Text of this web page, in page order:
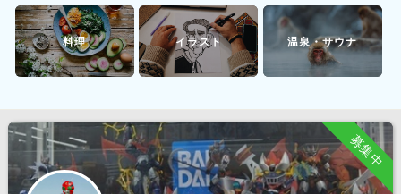
料理 イラスト 温泉・サウナ
募集中